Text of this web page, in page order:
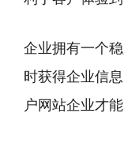
企业拥有一个
时获得企业信
户网站企业才